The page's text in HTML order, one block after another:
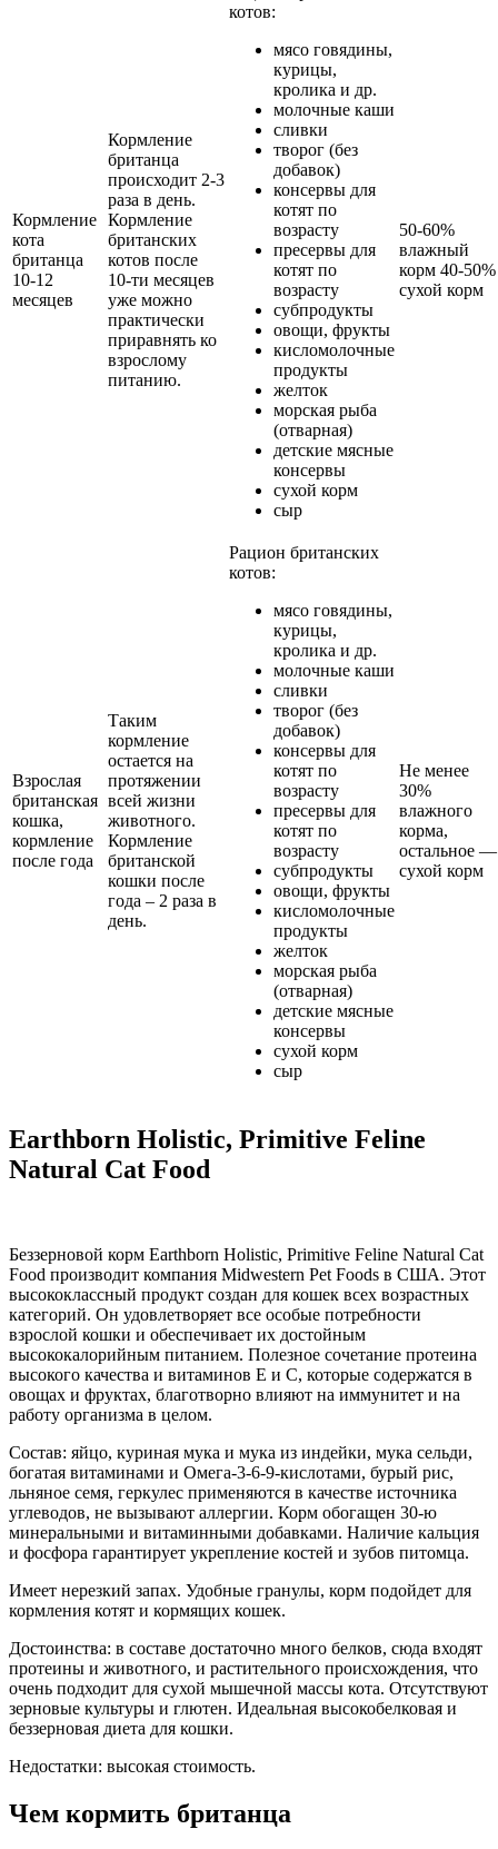
Кормление
кота
британца
10-12
месяцев
Кормление
британца
происходит 2-3
раза в день.
Кормление
британских
котов после
10-ти месяцев
уже можно
практически
приравнять ко
взрослому
питанию.
котов:
мясо говядины,
курицы,
кролика и др.
молочные каши
сливки
творог (без
добавок)
консервы для
котят по
возрасту
пресервы для
котят по
возрасту
субпродукты
овощи, фрукты
кисломолочные
продукты
желток
морская рыба
(отварная)
детские мясные
консервы
сухой корм
сыр
50-60%
влажный
корм 40-50%
сухой корм
Взрослая
британская
кошка,
кормление
после года
Таким
кормление
остается на
протяжении
всей жизни
животного.
Кормление
британской
кошки после
года – 2 раза в
день.
Рацион британских
котов:
мясо говядины,
курицы,
кролика и др.
молочные каши
сливки
творог (без
добавок)
консервы для
котят по
возрасту
пресервы для
котят по
возрасту
субпродукты
овощи, фрукты
кисломолочные
продукты
желток
морская рыба
(отварная)
детские мясные
консервы
сухой корм
сыр
Не менее
30%
влажного
корма,
остальное —
сухой корм
Earthborn Holistic, Primitive Feline
Natural Cat Food
Беззерновой корм Earthborn Holistic, Primitive Feline Natural Cat
Food производит компания Midwestern Pet Foods в США. Этот
высококлассный продукт создан для кошек всех возрастных
категорий. Он удовлетворяет все особые потребности
взрослой кошки и обеспечивает их достойным
высококалорийным питанием. Полезное сочетание протеина
высокого качества и витаминов E и С, которые содержатся в
овощах и фруктах, благотворно влияют на иммунитет и на
работу организма в целом.
Состав: яйцо, куриная мука и мука из индейки, мука сельди,
богатая витаминами и Омега-3-6-9-кислотами, бурый рис,
льняное семя, геркулес применяются в качестве источника
углеводов, не вызывают аллергии. Корм обогащен 30-ю
минеральными и витаминными добавками. Наличие кальция
и фосфора гарантирует укрепление костей и зубов питомца.
Имеет нерезкий запах. Удобные гранулы, корм подойдет для
кормления котят и кормящих кошек.
Достоинства: в составе достаточно много белков, сюда входят
протеины и животного, и растительного происхождения, что
очень подходит для сухой мышечной массы кота. Отсутствуют
зерновые культуры и глютен. Идеальная высокобелковая и
беззерновая диета для кошки.
Недостатки: высокая стоимость.
Чем кормить британца